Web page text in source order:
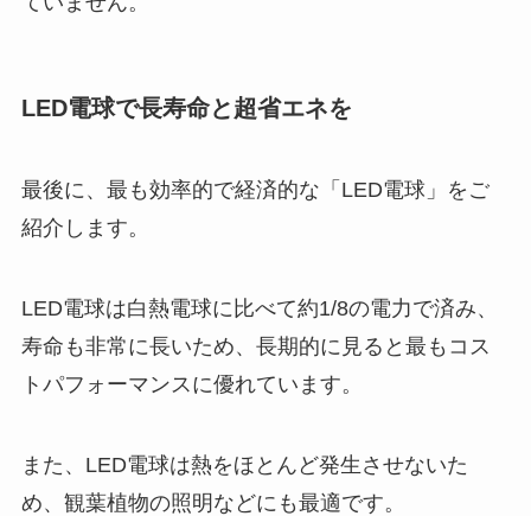
LED電球で長寿命と超省エネを
最後に、最も効率的で経済的な「LED電球」をご
紹介します。
LED電球は白熱電球に比べて約1/8の電力で済み、
寿命も非常に長いため、長期的に見ると最もコス
トパフォーマンスに優れています。
また、LED電球は熱をほとんど発生させないた
め、観葉植物の照明などにも最適です。